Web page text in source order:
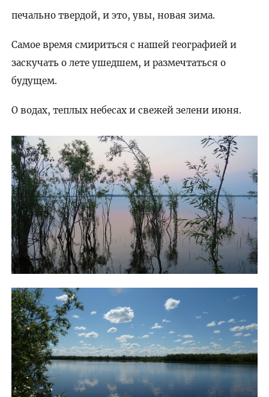
печально твердой, и это, увы, новая зима.
Самое время смириться с нашей географией и
заскучать о лете ушедшем, и размечтаться о
будущем.
О водах, теплых небесах и свежей зелени июня.